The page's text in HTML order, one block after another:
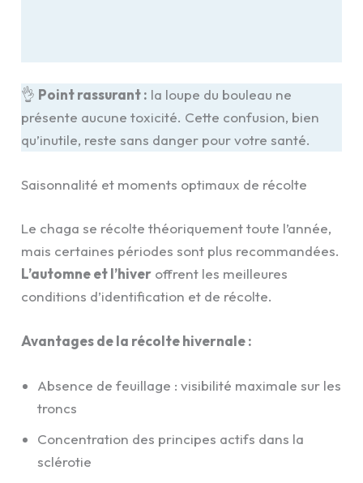
👌 Point rassurant : la loupe du bouleau ne
présente aucune toxicité. Cette confusion, bien
qu’inutile, reste sans danger pour votre santé.
Saisonnalité et moments optimaux de récolte
Le chaga se récolte théoriquement toute l’année,
mais certaines périodes sont plus recommandées.
L’automne et l’hiver offrent les meilleures
conditions d’identification et de récolte.
Avantages de la récolte hivernale :
Absence de feuillage : visibilité maximale sur les
troncs
Concentration des principes actifs dans la
sclérotie